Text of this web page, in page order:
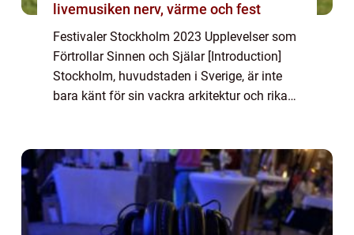
livemusiken nerv, värme och fest
Festivaler Stockholm 2023 Upplevelser som
Förtrollar Sinnen och Själar [Introduction]
Stockholm, huvudstaden i Sverige, är inte
bara känt för sin vackra arkitektur och rika